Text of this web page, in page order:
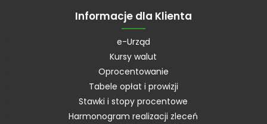
Informacje dla Klienta
e-Urząd
Kursy walut
Oprocentowanie
Tabele opłat i prowizji
Stawki i stopy procentowe
Harmonogram realizacji zleceń